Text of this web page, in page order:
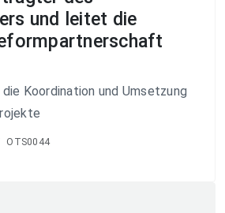
und leitet die
Koordination und Umsetzung
OTS0044